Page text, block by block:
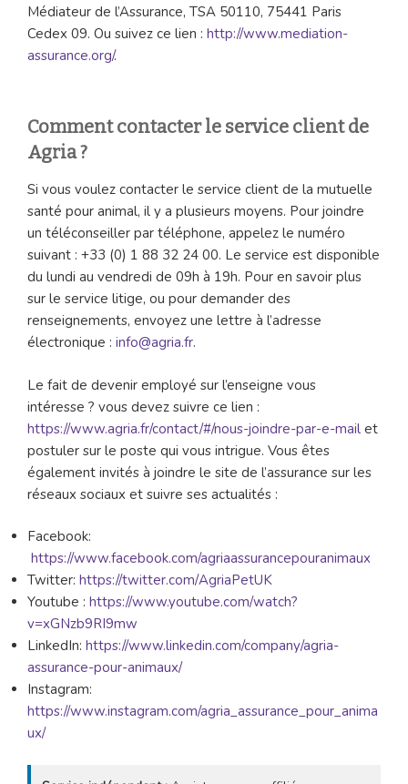
Médiateur de l’Assurance, TSA 50110, 75441 Paris
Cedex 09. Ou suivez ce lien : http://www.mediation-
assurance.org/.
Comment contacter le service client de
Agria ?
Si vous voulez contacter le service client de la mutuelle
santé pour animal, il y a plusieurs moyens. Pour joindre
un téléconseiller par téléphone, appelez le numéro
suivant : +33 (0) 1 88 32 24 00. Le service est disponible
du lundi au vendredi de 09h à 19h. Pour en savoir plus
sur le service litige, ou pour demander des
renseignements, envoyez une lettre à l’adresse
électronique : info@agria.fr.
Le fait de devenir employé sur l’enseigne vous
intéresse ? vous devez suivre ce lien :
https://www.agria.fr/contact/#/nous-joindre-par-e-mail et
postuler sur le poste qui vous intrigue. Vous êtes
également invités à joindre le site de l’assurance sur les
réseaux sociaux et suivre ses actualités :
Facebook:
https://www.facebook.com/agriaassurancepouranimaux
Twitter: https://twitter.com/AgriaPetUK
Youtube : https://www.youtube.com/watch?
v=xGNzb9RI9mw
LinkedIn: https://www.linkedin.com/company/agria-
assurance-pour-animaux/
Instagram:
https://www.instagram.com/agria_assurance_pour_anima
ux/